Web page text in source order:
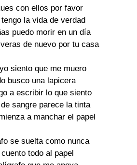
con ellos por favor
la vida de verdad
puedo morir en un día
de nuevo por tu casa
siento que me muero
busco una lapicera
a escribir lo que siento
sangre parece la tinta
a manchar el papel
se suelta como nunca
cuento todo al papel